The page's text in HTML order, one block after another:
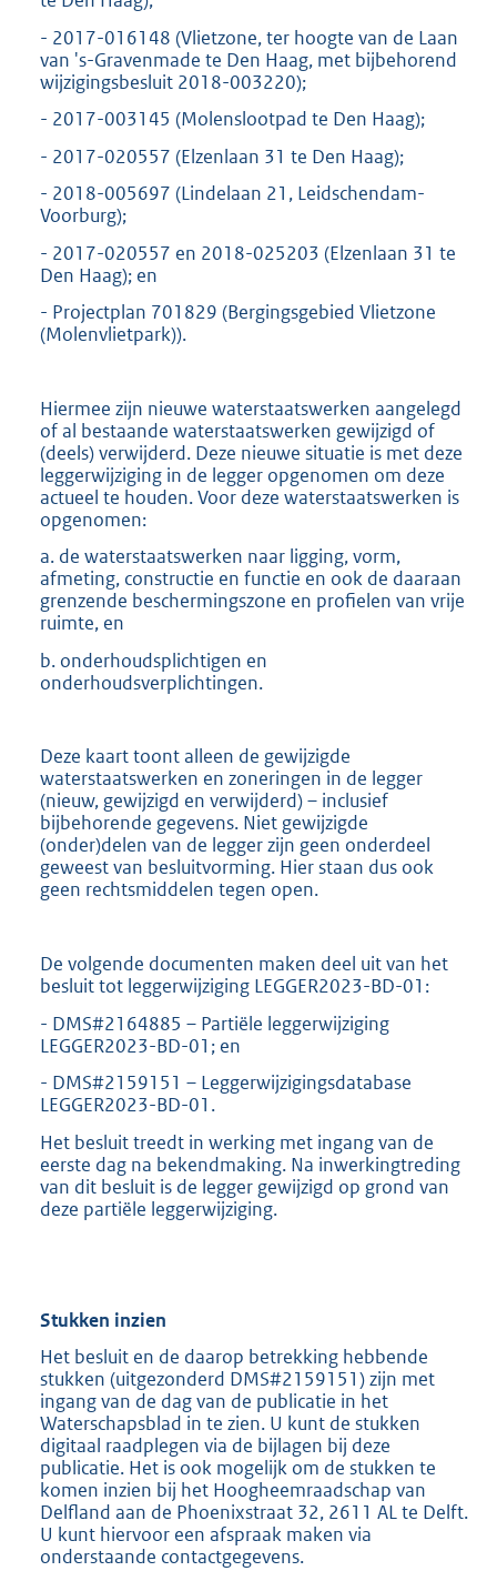
- 2017-016148 (Vlietzone, ter hoogte van de Laan
van 's-Gravenmade te Den Haag, met bijbehorend
wijzigingsbesluit 2018-003220);
- 2017-003145 (Molenslootpad te Den Haag);
- 2017-020557 (Elzenlaan 31 te Den Haag);
- 2018-005697 (Lindelaan 21, Leidschendam-
Voorburg);
- 2017-020557 en 2018-025203 (Elzenlaan 31 te
Den Haag); en
- Projectplan 701829 (Bergingsgebied Vlietzone
(Molenvlietpark)).
Hiermee zijn nieuwe waterstaatswerken aangelegd
of al bestaande waterstaatswerken gewijzigd of
(deels) verwijderd. Deze nieuwe situatie is met deze
leggerwijziging in de legger opgenomen om deze
actueel te houden. Voor deze waterstaatswerken is
opgenomen:
a. de waterstaatswerken naar ligging, vorm,
afmeting, constructie en functie en ook de daaraan
grenzende beschermingszone en profielen van vrije
ruimte, en
b. onderhoudsplichtigen en
onderhoudsverplichtingen.
Deze kaart toont alleen de gewijzigde
waterstaatswerken en zoneringen in de legger
(nieuw, gewijzigd en verwijderd) – inclusief
bijbehorende gegevens. Niet gewijzigde
(onder)delen van de legger zijn geen onderdeel
geweest van besluitvorming. Hier staan dus ook
geen rechtsmiddelen tegen open.
De volgende documenten maken deel uit van het
besluit tot leggerwijziging LEGGER2023-BD-01:
- DMS#2164885 – Partiële leggerwijziging
LEGGER2023-BD-01; en
- DMS#2159151 – Leggerwijzigingsdatabase
LEGGER2023-BD-01.
Het besluit treedt in werking met ingang van de
eerste dag na bekendmaking. Na inwerkingtreding
van dit besluit is de legger gewijzigd op grond van
deze partiële leggerwijziging.
Stukken inzien
Het besluit en de daarop betrekking hebbende
stukken (uitgezonderd DMS#2159151) zijn met
ingang van de dag van de publicatie in het
Waterschapsblad in te zien. U kunt de stukken
digitaal raadplegen via de bijlagen bij deze
publicatie. Het is ook mogelijk om de stukken te
komen inzien bij het Hoogheemraadschap van
Delfland aan de Phoenixstraat 32, 2611 AL te Delft.
U kunt hiervoor een afspraak maken via
onderstaande contactgegevens.